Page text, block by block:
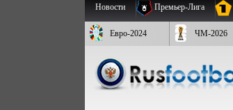
Новости Премьер-Лига
Евро-2024 ЧМ-2026